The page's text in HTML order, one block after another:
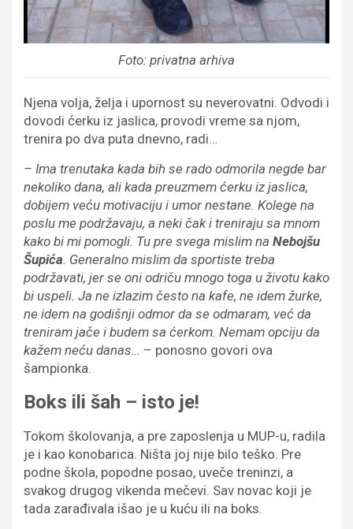
Foto: privatna arhiva
Njena volja, želja i upornost su neverovatni. Odvodi i
dovodi ćerku iz jaslica, provodi vreme sa njom,
trenira po dva puta dnevno, radi…
– Ima trenutaka kada bih se rado odmorila negde bar
nekoliko dana, ali kada preuzmem ćerku iz jaslica,
dobijem veću motivaciju i umor nestane. Kolege na
poslu me podržavaju, a neki čaki treniraju sa mnom
kako bi mi pomogli. Tu pre svega mislim na Nebojšu
Šupića. Generalno mislim da sportiste treba
podržavati, jer se oni odriču mnogo toga u životu kako
bi uspeli. Ja ne izlazim često na kafe, ne idem žurke,
ne idem na godišnji odmor da se odmaram, već da
treniram jače i budem sa ćerkom. Nemam opciju da
kažem neću danas… – ponosno govori ova
šampionka.
Boks ili šah – isto je!
Tokom školovanja, a pre zaposlenja u MUP-u, radila
je i kao konobarica. Ništa joj nije bilo teško. Pre
podne škola, popodne posao, uveče treninzi, a
svakog drugog vikenda mečevi. Sav novac koji je
tada zarađivala išao je u kuću ili na boks.